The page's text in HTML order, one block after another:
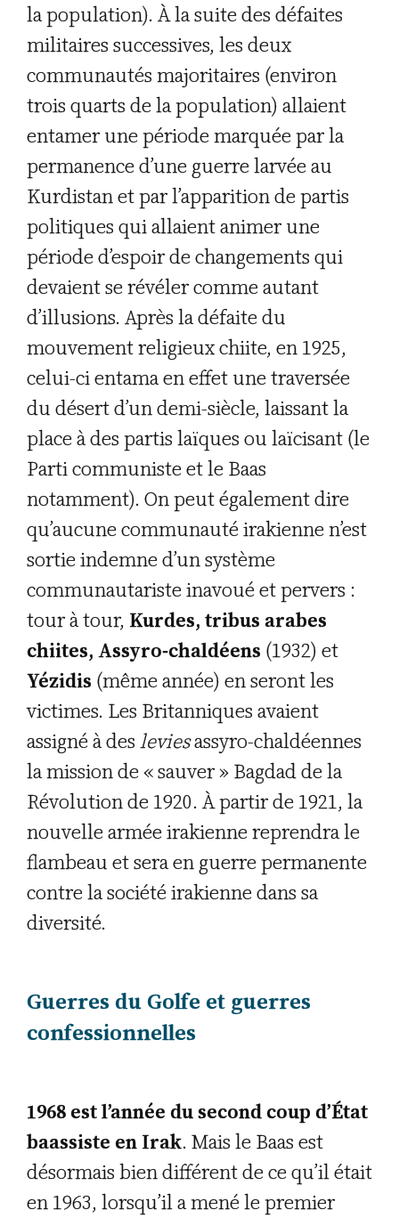
la population). À la suite des défaites
militaires successives, les deux
communautés majoritaires (environ
trois quarts de la population) allaient
entamer une période marquée par la
permanence d’une guerre larvée au
Kurdistan et par l’apparition de partis
politiques qui allaient animer une
période d’espoir de changements qui
devaient se révéler comme autant
d’illusions. Après la défaite du
mouvement religieux chiite, en 1925,
celui-ci entama en effet une traversée
du désert d’un demi-siècle, laissant la
place à des partis laïques ou laïcisant (le
Parti communiste et le Baas
notamment). On peut également dire
qu’aucune communauté irakienne n’est
sortie indemne d’un système
communautariste inavoué et pervers :
tour à tour, Kurdes, tribus arabes
chiites, Assyro-chaldéens (1932) et
Yézidis (même année) en seront les
victimes. Les Britanniques avaient
assigné à des leviesassyro-chaldéennes
la mission de « sauver » Bagdad de la
Révolution de 1920. À partir de 1921, la
nouvelle armée irakienne reprendra le
flambeau et sera en guerre permanente
contre la société irakienne dans sa
diversité.
Guerres du Golfe et guerres
confessionnelles
1968 est l’année du second coup d’État
baassiste en Irak. Mais le Baas est
désormais bien différent de ce qu’il était
en 1963, lorsqu’il a mené le premier